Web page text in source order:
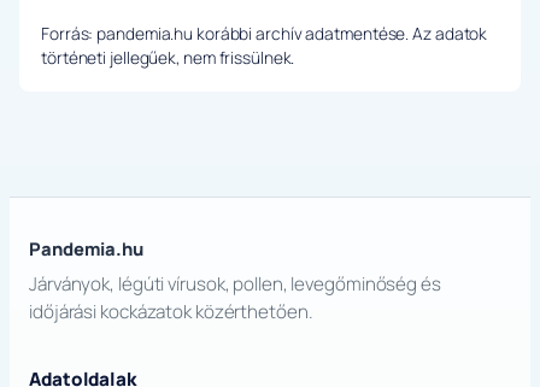
Forrás: pandemia.hu korábbi archív adatmentése. Az adatok
történeti jellegűek, nem frissülnek.
Pandemia.hu
Járványok, légúti vírusok, pollen, levegőminőség és
időjárási kockázatok közérthetően.
Adatoldalak